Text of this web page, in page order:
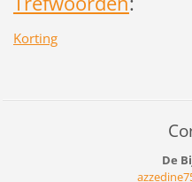
Korting
De
azzedine